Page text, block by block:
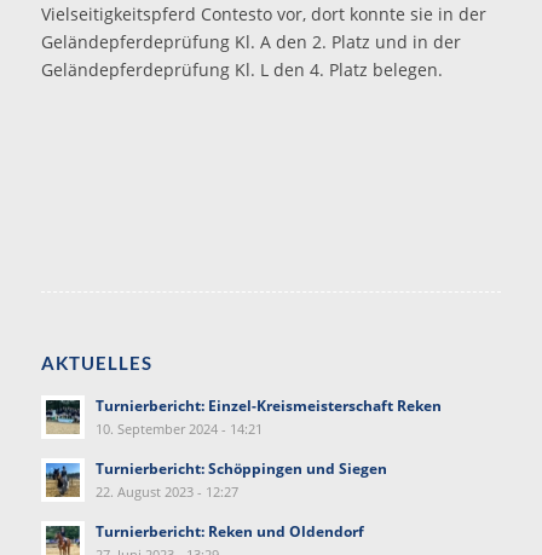
Vielseitigkeitspferd Contesto vor, dort konnte sie in der
Geländepferdeprüfung Kl. A den 2. Platz und in der
Geländepferdeprüfung Kl. L den 4. Platz belegen.
AKTUELLES
Turnierbericht: Einzel-Kreismeisterschaft Reken
10. September 2024 - 14:21
Turnierbericht: Schöppingen und Siegen
22. August 2023 - 12:27
Turnierbericht: Reken und Oldendorf